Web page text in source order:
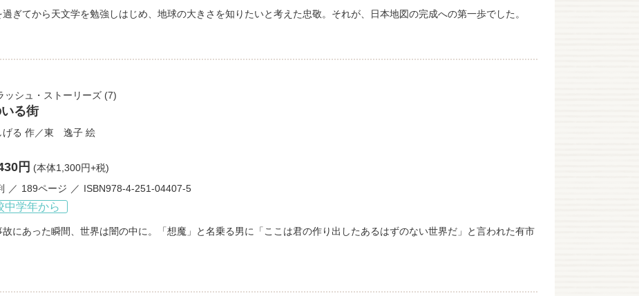
過ぎてから天文学を勉強しはじめ、地球の大きさを知りたいと考えた忠敬。それが、日本地図の完成への第一歩でした。
ッシュ・ストーリーズ(7)
る街
げる 作／東 逸子 絵
円 (本体1,300円+税)
189ページ ISBN978-4-251-04407-5
中学年から
故にあった瞬間、世界は闇の中に。「想魔」と名乗る男に「ここは君の作り出したあるはずのない世界だ」と言われた有市